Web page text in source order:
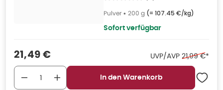
Pulver • 200 g (= 107.45 €/kg)
Sofort verfügbar
Verkaufspreis
21,49 € UVP/AVP Ehemaliger
21,99 €*
In den Warenkorb